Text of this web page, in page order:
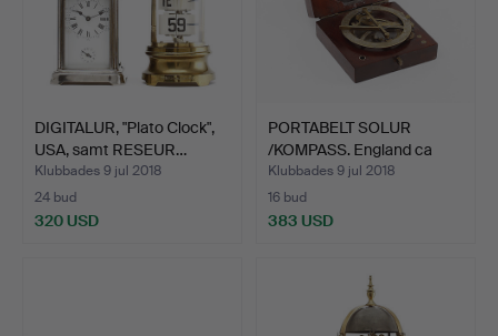
DIGITALUR, "Plato Clock",
USA, samt RESEUR…
Klubbades 9 jul 2018
24 bud
320 USD
PORTABELT SOLUR
/KOMPASS. England ca
1775.
Klubbades 9 jul 2018
16 bud
383 USD